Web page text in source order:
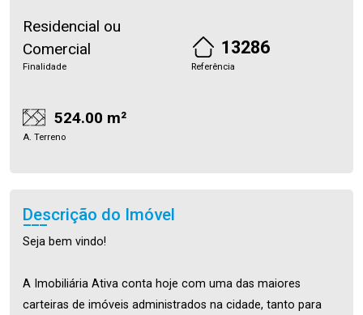
Residencial ou
Comercial
Finalidade
13286
Referência
524.00 m²
A. Terreno
Descrição do Imóvel
Seja bem vindo!
A Imobiliária Ativa conta hoje com uma das maiores
carteiras de imóveis administrados na cidade, tanto para